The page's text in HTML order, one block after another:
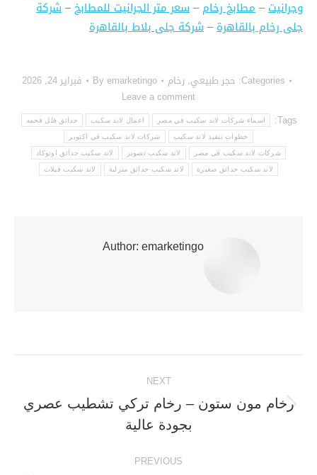
وجرانيت–مطابخ رخام–سعر متر الجرانيت للمطابخ–شركة
جلى رخام بالقاهرة–شركة جلى بلاط بالقاهرة
Categories: حجر طبيعي, رخام By emarketingo
فبراير 24, 2026
Leave a comment
Tags:
اسماء شركات لاند سكيب في مصر اعمال لاند سكيب حدائق فلل فخمه
خطوات تنفيذ لاند سكيب شركات لاند سكيب في اكتوبر
شركات لاند سكيب في مصر لاند سكيب تصوير لاند سكيب حدائق اوتوكاد
لاند سكيب حدائق صغيرة لاند سكيب حدائق منزلية لاند سكيب فيلات
Author: emarketingo
Post
navigation
PREVIOUS
NEXT
Next
post:
رخام مون ستون – رخام تركي تشطيب عصري
بجودة عالية